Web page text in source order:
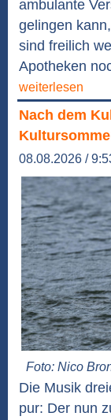
ambulante
gelingen
sind freilich
Apotheken
weiterlesen
Nach dem
08.08.2026 /
Foto: Nico
Die Musik
pur: Der nun